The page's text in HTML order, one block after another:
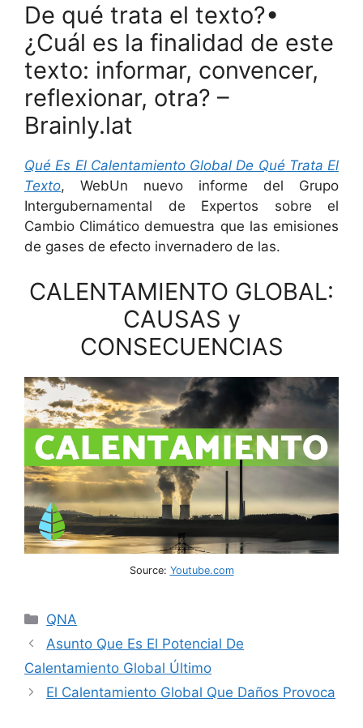
De qué trata el texto?•
¿Cuál es la finalidad de este
texto: informar, convencer,
reflexionar, otra? –
Brainly.lat
Qué Es El Calentamiento Global De Qué Trata El
Texto, WebUn nuevo informe del Grupo
Intergubernamental de Expertos sobre el
Cambio Climático demuestra que las emisiones
de gases de efecto invernadero de las.
CALENTAMIENTO GLOBAL:
CAUSAS y
CONSECUENCIAS
Source: Youtube.com
Categories
QNA
Asunto Que Es El Potencial De
Calentamiento Global Último
El Calentamiento Global Que Daños Provoca